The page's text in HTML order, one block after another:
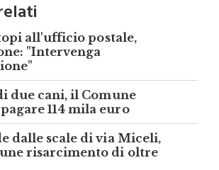
all'ufficio postale,
"Intervenga
114 mila euro
dalle scale di via Miceli,
risarcimento di oltre